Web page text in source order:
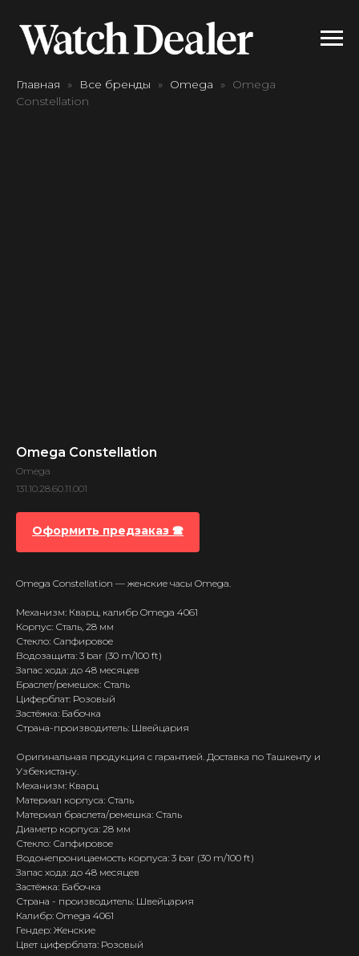
Главная Все бренды Omega
Omega
Constellation
Omega Constellation
Omega
131.10.28.60.11.001
Оформить предзаказ 🕿
Omega Constellation — женские часы Omega.
Механизм: Кварц, калибр Omega 4061
Корпус: Сталь, 28 мм
Стекло: Сапфировое
Водозащита: 3 bar (30 m/100 ft)
Запас хода: до 48 месяцев
Браслет/ремешок: Сталь
Циферблат: Розовый
Застёжка: Бабочка
Страна-производитель: Швейцария
Оригинальная продукция с гарантией. Доставка по Ташкенту и
Узбекистану.
Механизм: Кварц
Материал корпуса: Сталь
Материал браслета/ремешка: Сталь
Диаметр корпуса: 28 мм
Стекло: Сапфировое
Водонепроницаемость корпуса: 3 bar (30 m/100 ft)
Запас хода: до 48 месяцев
Застёжка: Бабочка
Страна - производитель: Швейцария
Калибр: Omega 4061
Гендер: Женские
Цвет циферблата: Розовый